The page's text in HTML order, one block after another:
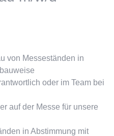
von Messeständen in
oder im Team bei
auf der Messe für unsere
in Abstimmung mit